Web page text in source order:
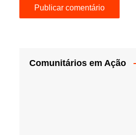
Comunitários em Ação